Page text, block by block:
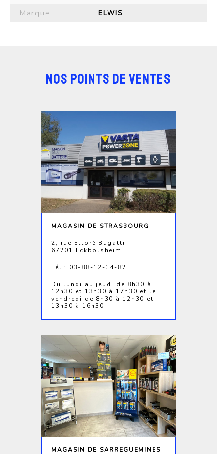
Marque ELWIS
NOS POINTS DE VENTES
MAGASIN DE STRASBOURG
2, rue Ettoré Bugatti
67201 Eckbolsheim
Tél : 03-88-12-34-82
Du lundi au jeudi de 8h30 à
12h30 et 13h30 à 17h30 et le
vendredi de 8h30 à 12h30 et
13h30 à 16h30
MAGASIN DE SARREGUEMINES